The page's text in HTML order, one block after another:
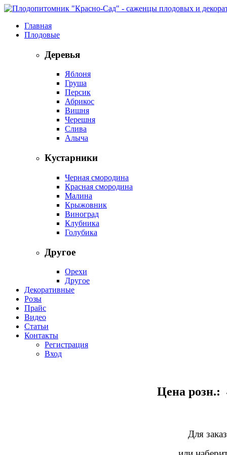
Главная
Плодовые
Деревья
Яблоня
Груша
Персик
Абрикос
Вишня
Черешня
Слива
Алыча
Кустарники
Черная смородина
Красная смородина
Малина
Крыжовник
Виноград
Клубника
Голубика
Другое
Орехи
Другое
Декоративные
Розы
Прайс
Видео
Статьи
Контакты
Регистрация
Вход
Цена розн.:
Для